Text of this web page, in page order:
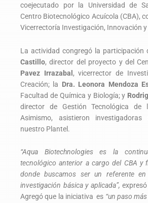
coejecutado por la Universidad de
Centro Biotecnológico Acuícola (CBA),
Vicerrectoría Investigación, Innovación
La actividad congregó la participación
Castillo, director del proyecto y del
Pavez Irrazabal, vicerrector de
Creación; la Dra. Leonora Mendoza
Facultad de Química y Biología; y
director de Gestión Tecnológica de
Asimismo, asistieron
nuestro Plantel.
“Aqua Biotechnologies es la
tecnológico anterior a cargo del CBA y
donde buscamos ser un referente
investigación básica y aplicada”, expresó
Agregó que la iniciativa es “un paso